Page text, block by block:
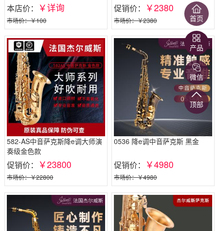
本店价： ￥详询
市场价：￥100
促销价： ￥2380
市场价：￥2380
582-AS中音萨克斯降e调大师演
奏级金色款
促销价： ￥23800
市场价：￥22800
0536 降e调中音萨克斯 黑金
促销价： ￥4980
市场价：￥4980
首页
产品
微信
顶部